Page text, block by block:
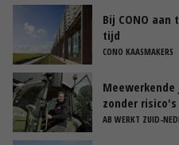
Bij CONO
tijd
CONO KAASMAKERS
zonder risico's
AB WERKT ZUID-